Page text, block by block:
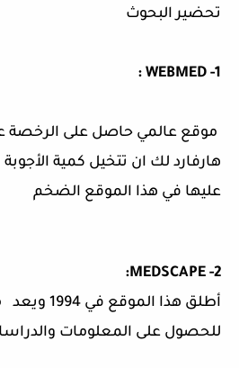
تحضير البحوث
1- WEBMED :
موقع عالمي حاصل على الرخصة
هارفارد لك ان تتخيل كمية
عليها في هذا الموقع الضخم
2- MEDSCAPE:
أطلق هذا
للحصول على المعلومات